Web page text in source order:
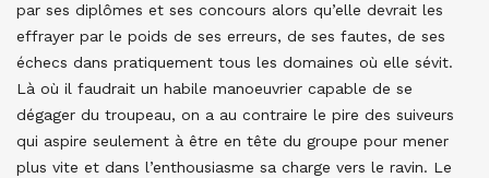
par ses diplômes et ses concours alors qu’elle devrait les
effrayer par le poids de ses erreurs, de ses fautes, de ses
échecs dans pratiquement tous les domaines où elle sévit.
Là où il faudrait un habile manoeuvrier capable de se
dégager du troupeau, on a au contraire le pire des suiveurs
qui aspire seulement à être en tête du groupe pour mener
plus vite et dans l’enthousiasme sa charge vers le ravin. Le